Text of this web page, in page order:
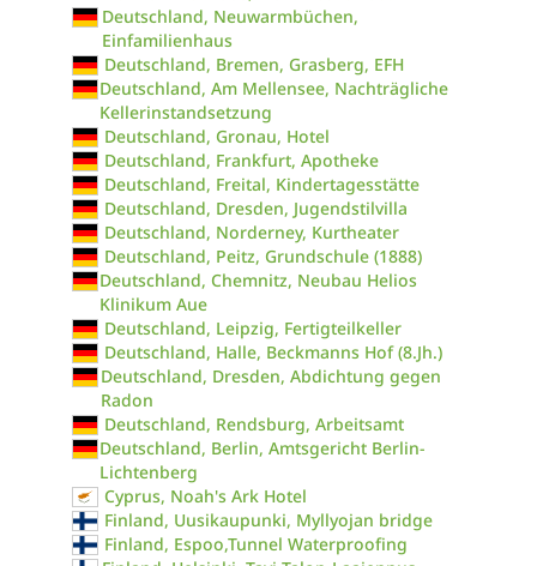
Deutschland, Neuwarmbüchen,
Einfamilienhaus
Deutschland, Bremen, Grasberg, EFH
Deutschland, Am Mellensee, Nachträgliche
Kellerinstandsetzung
Deutschland, Gronau, Hotel
Deutschland, Frankfurt, Apotheke
Deutschland, Freital, Kindertagesstätte
Deutschland, Dresden, Jugendstilvilla
Deutschland, Norderney, Kurtheater
Deutschland, Peitz, Grundschule (1888)
Deutschland, Chemnitz, Neubau Helios
Klinikum Aue
Deutschland, Leipzig, Fertigteilkeller
Deutschland, Halle, Beckmanns Hof (8.Jh.)
Deutschland, Dresden, Abdichtung gegen
Radon
Deutschland, Rendsburg, Arbeitsamt
Deutschland, Berlin, Amtsgericht Berlin-
Lichtenberg
Cyprus, Noah's Ark Hotel
Finland, Uusikaupunki, Myllyojan bridge
Finland, Espoo,Tunnel Waterproofing